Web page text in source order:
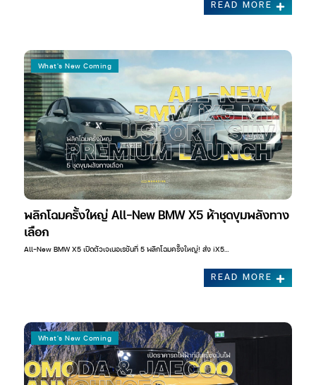
READ MORE
What's New Coming
พลิกโฉมครั้งใหญ่ All-New BMW X5 ห้าชุดขุมพลังทาง
เลือก
All-New BMW X5 เปิดตัวเจเนอเรชันที่ 5 พลิกโฉมครั้งใหญ่! ส่ง iX5…
READ MORE
What's New Coming